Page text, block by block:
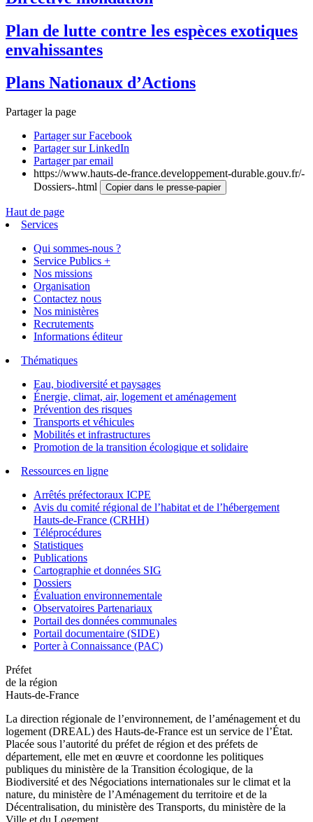
Plan de lutte contre les espèces exotiques
envahissantes
Plans Nationaux d’Actions
Partager la page
Partager sur Facebook
Partager sur LinkedIn
Partager par email
https://www.hauts-de-france.developpement-durable.gouv.fr/-
Dossiers-.html
Copier dans le presse-papier
Haut de page
Services
Qui sommes-nous ?
Service Publics +
Nos missions
Organisation
Contactez nous
Nos ministères
Recrutements
Informations éditeur
Thématiques
Eau, biodiversité et paysages
Énergie, climat, air, logement et aménagement
Prévention des risques
Transports et véhicules
Mobilités et infrastructures
Promotion de la transition écologique et solidaire
Ressources en ligne
Arrêtés préfectoraux ICPE
Avis du comité régional de l’habitat et de l’hébergement
Hauts-de-France (CRHH)
Téléprocédures
Statistiques
Publications
Cartographie et données SIG
Dossiers
Évaluation environnementale
Observatoires Partenariaux
Portail des données communales
Portail documentaire (SIDE)
Porter à Connaissance (PAC)
Préfet
de la région
Hauts-de-France
La direction régionale de l’environnement, de l’aménagement et du
logement (DREAL) des Hauts-de-France est un service de l’État.
Placée sous l’autorité du préfet de région et des préfets de
département, elle met en œuvre et coordonne les politiques
publiques du ministère de la Transition écologique, de la
Biodiversité et des Négociations internationales sur le climat et la
nature, du ministère de l’Aménagement du territoire et de la
Décentralisation, du ministère des Transports, du ministère de la